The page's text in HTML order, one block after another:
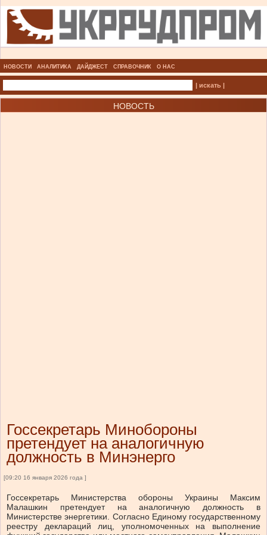
НОВОСТИ АНАЛИТИКА ДАЙДЖЕСТ СПРАВОЧНИК О НАС
| искать |
НОВОСТЬ
Госсекретарь Минобороны
претендует на аналогичную
должность в Минэнерго
[09:20 16 января 2026 года ]
Госсекретарь Министерства обороны Украины Максим
Малашкин претендует на аналогичную должность в
Министерстве энергетики. Согласно Единому государственному
реестру деклараций лиц, уполномоченных на выполнение